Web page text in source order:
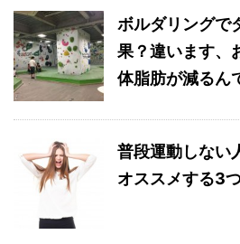
ボルダリングで
果？違います、
体脂肪が減るん
普段運動しない
オススメする3